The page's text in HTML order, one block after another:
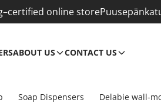
online store
ABOUT US CONTACT US
Soap Dispensers Delabie wall-